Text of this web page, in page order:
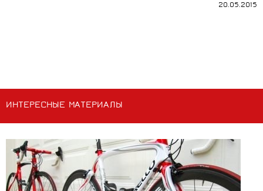
20.05.2015
ИНТЕРЕСНЫЕ МАТЕРИАЛЫ